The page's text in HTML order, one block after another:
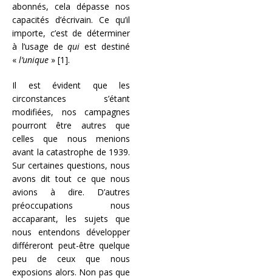
abonnés, cela dépasse nos
capacités d’écrivain. Ce qu’il
importe, c’est de déterminer
à l’usage dequi est destiné
« l’unique » [1].
Il est évident que les
circonstances s’étant
modifiées, nos campagnes
pourront être autres que
celles que nous menions
avant la catastrophe de 1939.
Sur certaines questions, nous
avons dit tout ce que nous
avions à dire. D’autres
préoccupations nous
accaparant, les sujets que
nous entendons développer
différeront peut-être quelque
peu de ceux que nous
exposions alors. Non pas que